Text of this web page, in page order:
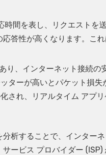
間を表し、リクエストを
答性が高くなります。こ
り、インターネット接続の
ターが高いとパケット損
され、リアルタイム アプ
析することで、インター
ービス プロバイダー